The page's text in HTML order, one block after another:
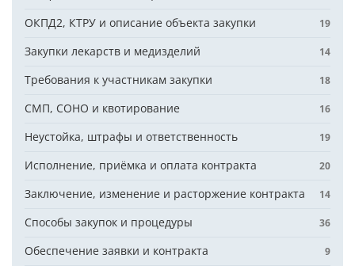
ОКПД2, КТРУ и описание объекта закупки 19
Закупки лекарств и медизделий 14
Требования к участникам закупки 18
СМП, СОНО и квотирование 16
Неустойка, штрафы и ответственность 19
Исполнение, приёмка и оплата контракта 20
Заключение, изменение и расторжение контракта 14
Способы закупок и процедуры 36
Обеспечение заявки и контракта 9